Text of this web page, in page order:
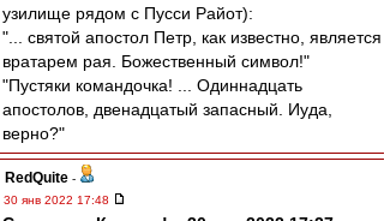
узилище рядом с Пусси Райот):
"... святой апостол Петр, как известно, является
вратарем рая. Божественный символ!"
"Пустяки командочка! ... Одиннадцать
апостолов, двенадцатый запасный. Иуда,
верно?"
RedQuite -
30 янв 2022 17:48